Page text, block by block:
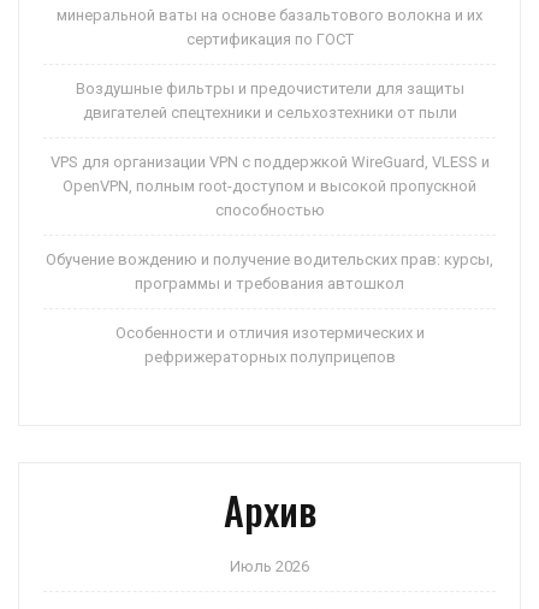
минеральной ваты на основе базальтового волокна и их
сертификация по ГОСТ
Воздушные фильтры и предочистители для защиты
двигателей спецтехники и сельхозтехники от пыли
VPS для организации VPN с поддержкой WireGuard, VLESS и
OpenVPN, полным root-доступом и высокой пропускной
способностью
Обучение вождению и получение водительских прав: курсы,
программы и требования автошкол
Особенности и отличия изотермических и
рефрижераторных полуприцепов
Архив
Июль 2026